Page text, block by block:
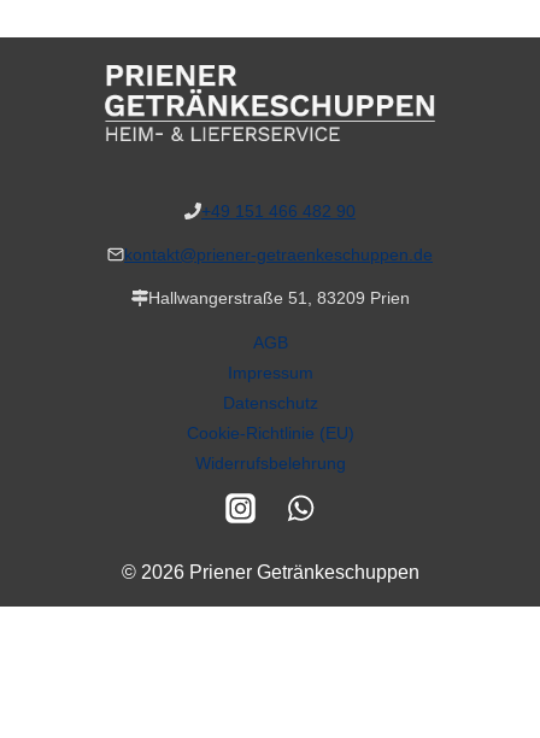
+49 151 466 482 90
kontakt@priener-getraenkeschuppen.de
Hallwangerstraße 51, 83209 Prien
AGB
Impressum
Datenschutz
Cookie-Richtlinie (EU)
Widerrufsbelehrung
© 2026 Priener Getränkeschuppen